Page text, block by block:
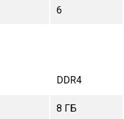
6
DDR4
8 ГБ